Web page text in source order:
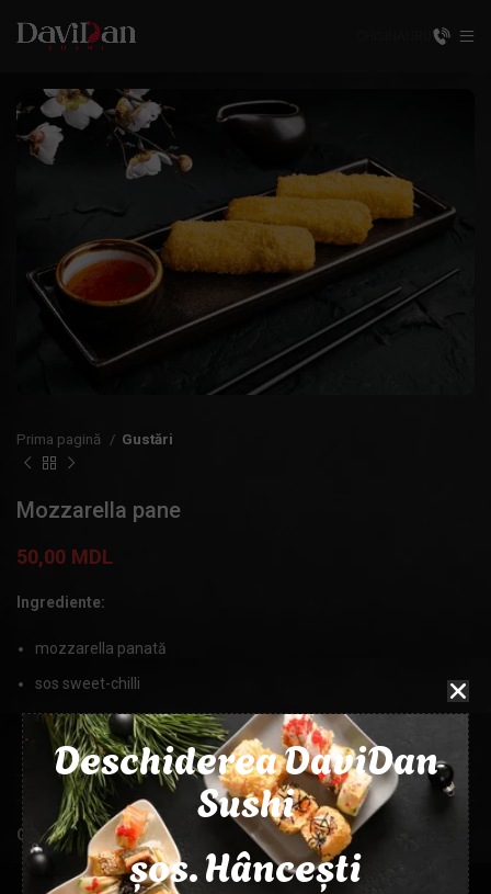
Prima pagină Gustări
Mozzarella pane
50,00 MDL
Ingrediente:
mozzarella panată
sos sweet-chilli
MASA
Categorie:Gustări
Deschiderea DaviDan
Sushi
șos. Hâncești